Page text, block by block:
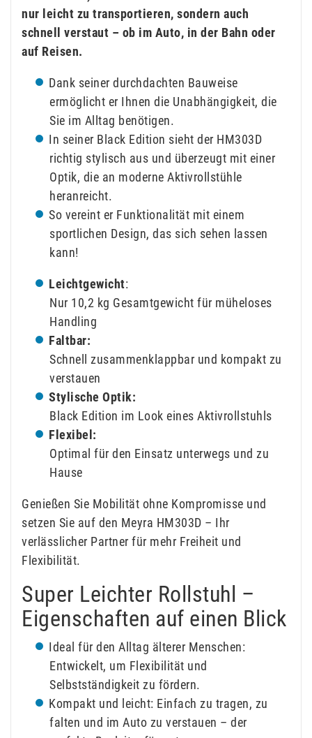
nur leicht zu transportieren, sondern auch
schnell verstaut – ob im Auto, in der Bahn oder
auf Reisen.
Dank seiner durchdachten Bauweise
ermöglicht er Ihnen die Unabhängigkeit, die
Sie im Alltag benötigen.
In seiner Black Edition sieht der HM303D
richtig stylisch aus und überzeugt mit einer
Optik, die an moderne Aktivrollstühle
heranreicht.
So vereint er Funktionalität mit einem
sportlichen Design, das sich sehen lassen
kann!
Leichtgewicht:
Nur 10,2 kg Gesamtgewicht für müheloses
Handling
Faltbar:
Schnell zusammenklappbar und kompakt zu
verstauen
Stylische Optik:
Black Edition im Look eines Aktivrollstuhls
Flexibel:
Optimal für den Einsatz unterwegs und zu
Hause
Genießen Sie Mobilität ohne Kompromisse und
setzen Sie auf den Meyra HM303D – Ihr
verlässlicher Partner für mehr Freiheit und
Flexibilität.
Super Leichter Rollstuhl –
Eigenschaften auf einen Blick
Ideal für den Alltag älterer Menschen:
Entwickelt, um Flexibilität und
Selbstständigkeit zu fördern.
Kompakt und leicht: Einfach zu tragen, zu
falten und im Auto zu verstauen – der